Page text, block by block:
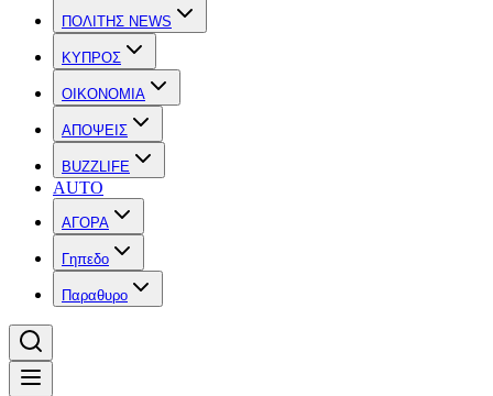
ΠΟΛΙΤΗΣ NEWS
ΚΥΠΡΟΣ
OIKONOMIA
ΑΠΟΨΕΙΣ
BUZZLIFE
AUTO
ΑΓΟΡΑ
Γηπεδο
Παραθυρο